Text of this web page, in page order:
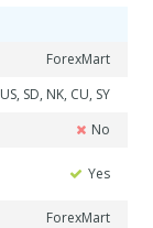
ForexMart
US, SD, NK, CU, SY
No
Yes
ForexMart